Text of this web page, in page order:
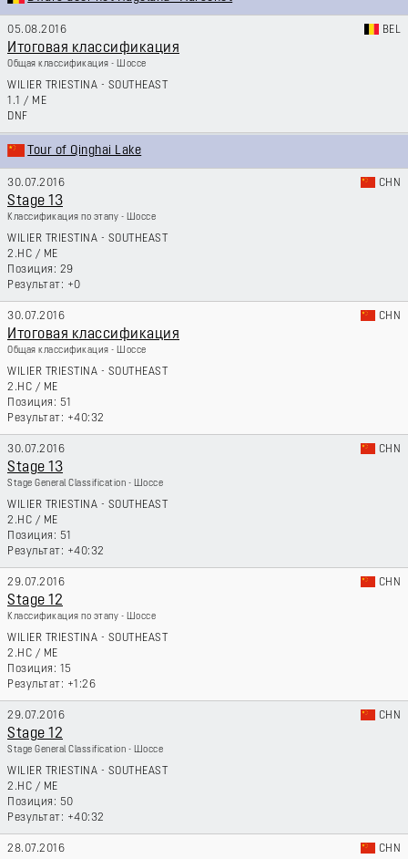
05.08.2016 BEL
Итоговая классификация
Общая классификация - Шоссе
WILIER TRIESTINA - SOUTHEAST
1.1 / ME
DNF
Tour of Qinghai Lake
30.07.2016 CHN
Stage 13
Классификация по этапу - Шоссе
WILIER TRIESTINA - SOUTHEAST
2.HC / ME
29
+0
30.07.2016 CHN
Итоговая классификация
Общая классификация - Шоссе
WILIER TRIESTINA - SOUTHEAST
2.HC / ME
51
+40:32
30.07.2016 CHN
Stage 13
Stage General Classification - Шоссе
WILIER TRIESTINA - SOUTHEAST
2.HC / ME
51
+40:32
29.07.2016 CHN
Stage 12
Классификация по этапу - Шоссе
WILIER TRIESTINA - SOUTHEAST
2.HC / ME
15
+1:26
29.07.2016 CHN
Stage 12
Stage General Classification - Шоссе
WILIER TRIESTINA - SOUTHEAST
2.HC / ME
50
+40:32
28.07.2016 CHN